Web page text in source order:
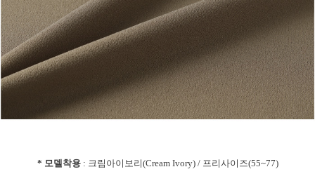
* 모델착용: 크림아이보리(Cream Ivory) / 프리사이즈(55~77)